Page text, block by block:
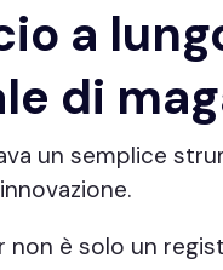
a
di
un semplice
non è solo un